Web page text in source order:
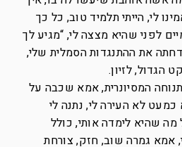
לי, הייתי תלמיד טוב, כל כך
לפני שהיא מצצה לי, “מגיע לך
את ההתנגדות הסמלית שלי,
הגדול, לזיון.
המסיונרית, אמא שכבה על
לא העירה לי, נתנה לי
מה שהיא לימדה אותי, כולל
אמא גמרה שוב, חזק, צורחת